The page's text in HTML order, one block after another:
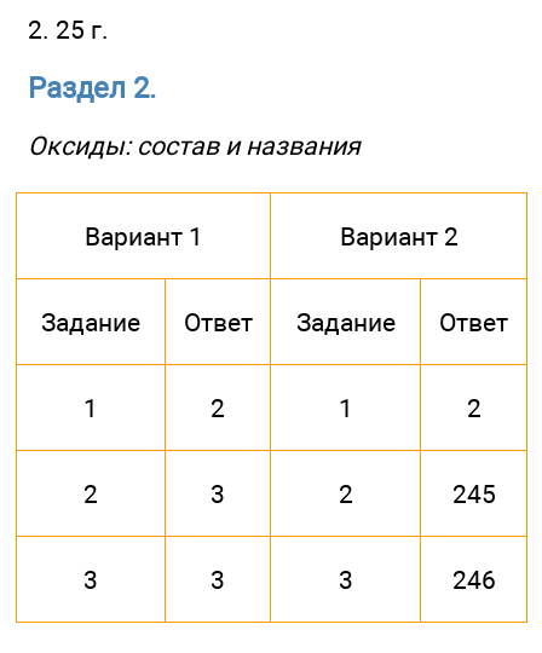
2. 25 г.
Раздел 2.
Оксиды: состав и названия
Вариант 1 Вариант 2
Задание Ответ Задание Ответ
1 2 1 2
2 3 2 245
3 3 3 246